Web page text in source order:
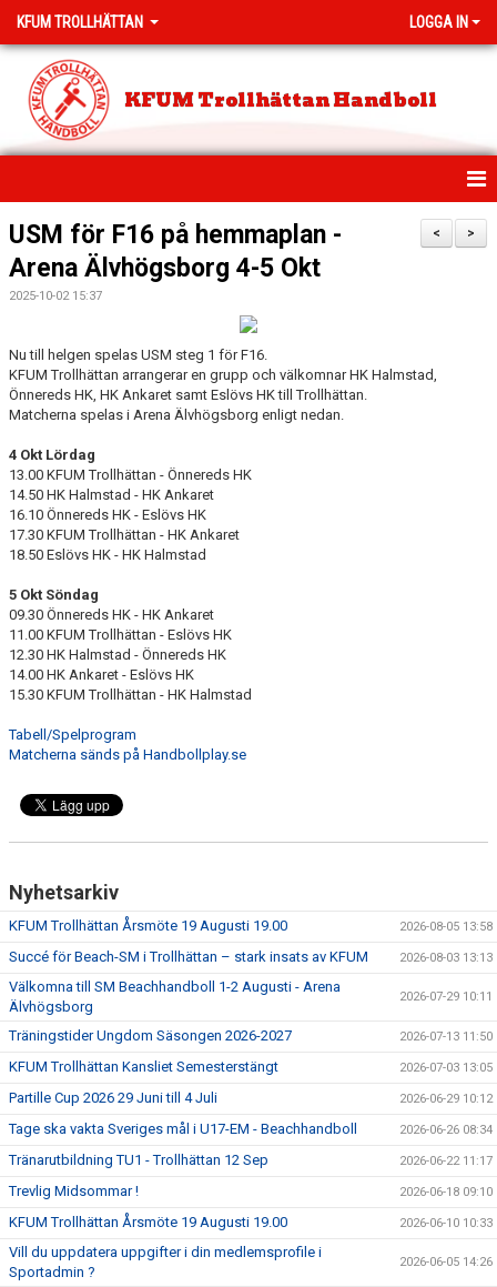
KFUM TROLLHÄTTAN LOGGA IN
KFUM Trollhättan Handboll
HEM
NYHETER
PROVA PÅ HANDBOLL
KLUBBSHOP
KLASSHANDBOLL
KALENDER
HEMMAMATCHER
BILDGALLERI
MATCHER
BLI MEDLEM
FÖRSÄKRING HANDBOLL
TRÄNINGSTID UNGDOM 2627
VISION
SPONSORPAKET
MINA SIDOR
>
<
USM för F16 på hemmaplan -
Arena Älvhögsborg 4-5 Okt
2025-10-02 15:37
Nu till helgen spelas USM steg 1 för F16.
KFUM Trollhättan arrangerar en grupp och välkomnar HK Halmstad,
Önnereds HK, HK Ankaret samt Eslövs HK till Trollhättan.
Matcherna spelas i Arena Älvhögsborg enligt nedan.
4 Okt Lördag
13.00 KFUM Trollhättan - Önnereds HK
14.50 HK Halmstad - HK Ankaret
16.10 Önnereds HK - Eslövs HK
17.30 KFUM Trollhättan - HK Ankaret
18.50 Eslövs HK - HK Halmstad
5 Okt Söndag
09.30 Önnereds HK - HK Ankaret
11.00 KFUM Trollhättan - Eslövs HK
12.30 HK Halmstad - Önnereds HK
14.00 HK Ankaret - Eslövs HK
15.30 KFUM Trollhättan - HK Halmstad
Tabell/Spelprogram
Matcherna sänds på Handbollplay.se
Nyhetsarkiv
KFUM Trollhättan Årsmöte 19 Augusti 19.00 2026-08-05 13:58
Succé för Beach-SM i Trollhättan – stark insats av KFUM 2026-08-03 13:13
Välkomna till SM Beachhandboll 1-2 Augusti - Arena
Älvhögsborg
2026-07-29 10:11
Träningstider Ungdom Säsongen 2026-2027 2026-07-13 11:50
KFUM Trollhättan Kansliet Semesterstängt 2026-07-03 13:05
Partille Cup 2026 29 Juni till 4 Juli 2026-06-29 10:12
Tage ska vakta Sveriges mål i U17-EM - Beachhandboll 2026-06-26 08:34
Tränarutbildning TU1 - Trollhättan 12 Sep 2026-06-22 11:17
Trevlig Midsommar ! 2026-06-18 09:10
KFUM Trollhättan Årsmöte 19 Augusti 19.00 2026-06-10 10:33
Vill du uppdatera uppgifter i din medlemsprofile i
Sportadmin ?
2026-06-05 14:26